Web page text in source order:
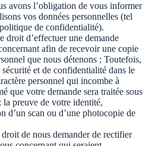
avons l’obligation de vous informer
vos données personnelles (tel
de confidentialité).
droit d’effectuer une demande
afin de recevoir une copie
que nous détenons ; Toutefois,
et de confidentialité dans le
personnel qui incombe à
que votre demande sera traitée sous
la preuve de votre identité,
d’un scan ou d’une photocopie de
de nous demander de rectifier